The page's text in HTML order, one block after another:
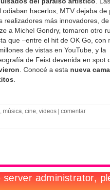
odiaban hacerlos, MTV dejaba de
realizadores más innovadores,
a Michel Gondry, tomaron otro
que –entre el hit de OK Go, con
de vistas en YouTube, y la
de Feist devenida en spot
. Conocé a esta nueva
.
, música, cine, videos
comentar